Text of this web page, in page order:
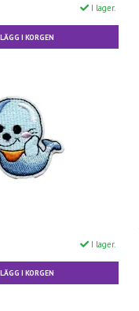
I lager.
I lager.